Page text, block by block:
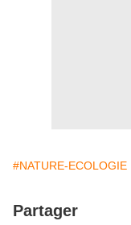
#NATURE-ECOLOGIE
Partager